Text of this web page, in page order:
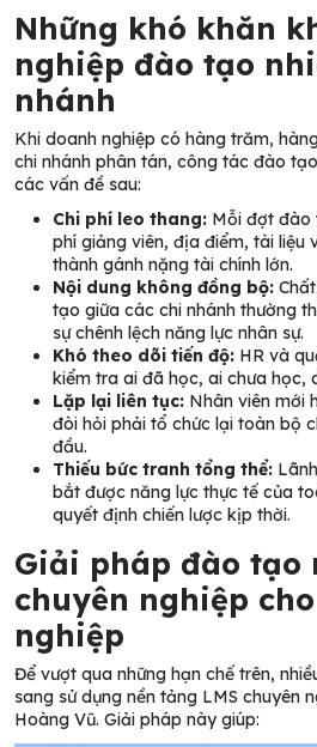
Những khó khăn
nghiệp đào tạo
nhánh
Khi doanh nghiệp có hàng trăm,
chi nhánh phân tán, công tác đào
các vấn đề sau:
Chi phí leo thang: Mỗi đợt đào
phí giảng viên, địa điểm, tài liệu
thành gánh nặng tài chính lớn.
Nội dung không đồng bộ:
tạo giữa các chi nhánh thường
sự chênh lệch năng lực nhân sự.
Khó theo dõi tiến độ: HR và
kiểm tra ai đã học, ai chưa học,
Lặp lại liên tục: Nhân viên mới
đòi hỏi phải tổ chức lại toàn bộ
đầu.
Thiếu bức tranh tổng thể:
bắt được năng lực thực tế của
quyết định chiến lược kịp thời.
Giải pháp đào tạo
chuyên nghiệp
nghiệp
Để vượt qua những hạn chế trên,
sang sử dụng nền tảng LMS chuyên
Hoàng Vũ. Giải pháp này giúp: